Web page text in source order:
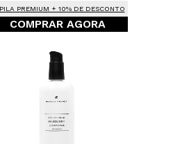
PREMIUM + 10% DE DESCONTO
COMPRAR AGORA